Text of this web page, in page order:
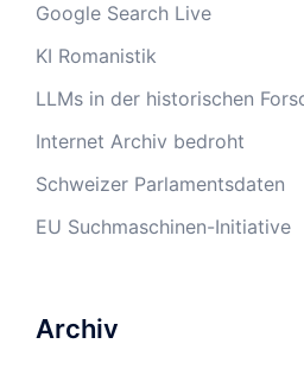
Google Search Live
KI Romanistik
LLMs in der historischen
Internet Archiv bedroht
Schweizer Parlamentsdaten
EU Suchmaschinen-Initiative
Archiv